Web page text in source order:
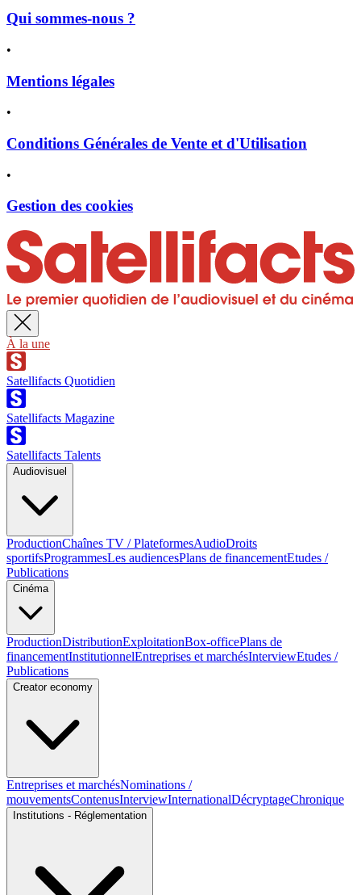
Qui sommes-nous ?
•
Mentions légales
•
Conditions Générales de Vente et d'Utilisation
•
Gestion des cookies
À la une
Satellifacts Quotidien
Satellifacts Magazine
Satellifacts Talents
Audiovisuel
ProductionChaînes TV / PlateformesAudioDroits
sportifsProgrammesLes audiencesPlans de financementEtudes /
Publications
Cinéma
ProductionDistributionExploitationBox-officePlans de
financementInstitutionnelEntreprises et marchésInterviewEtudes /
Publications
Creator economy
Entreprises et marchésNominations /
mouvementsContenusInterviewInternationalDécryptageChronique
Institutions - Réglementation